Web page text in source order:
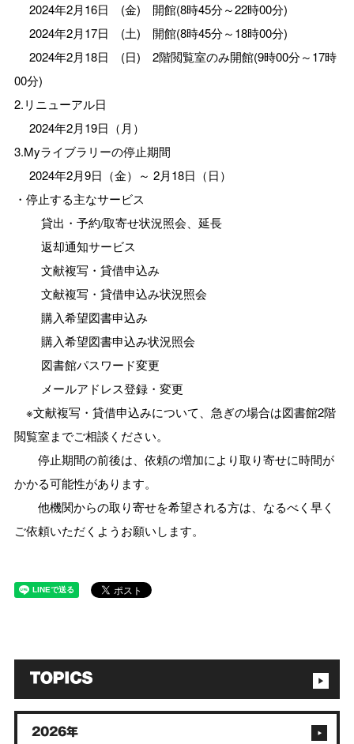
2024年2月16日 (金) 開館(8時45分～22時00分)
2024年2月17日 (土) 開館(8時45分～18時00分)
2024年2月18日 (日) 2階閲覧室のみ開館(9時00分～17時
00分)
2.リニューアル日
2024年2月19日（月）
3.Myライブラリーの停止期間
2024年2月9日（金）～ 2月18日（日）
・停止する主なサービス
貸出・予約/取寄せ状況照会、延長
返却通知サービス
文献複写・貸借申込み
文献複写・貸借申込み状況照会
購入希望図書申込み
購入希望図書申込み状況照会
図書館パスワード変更
メールアドレス登録・変更
※文献複写・貸借申込みについて、急ぎの場合は図書館2階
閲覧室までご相談ください。
停止期間の前後は、依頼の増加により取り寄せに時間が
かかる可能性があります。
他機関からの取り寄せを希望される方は、なるべく早く
ご依頼いただくようお願いします。
2026年